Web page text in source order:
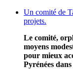
Un comité de
projets.
Le comité,
moyens
pour mieux
Pyrénées